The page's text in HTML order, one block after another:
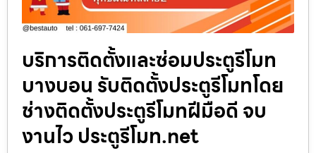
บริการติดตั้งและซ่อมประตูรีโมท
บางบอน รับติดตั้งประตูรีโมทโดย
ช่างติดตั้งประตูรีโมทฝีมือดี จบ
งานไว ประตูรีโมท.net